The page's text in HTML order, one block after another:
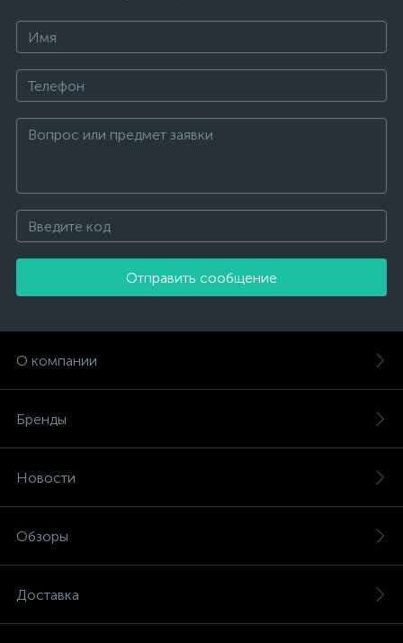
Отправить сообщение
О компании
Бренды
Новости
Обзоры
Доставка